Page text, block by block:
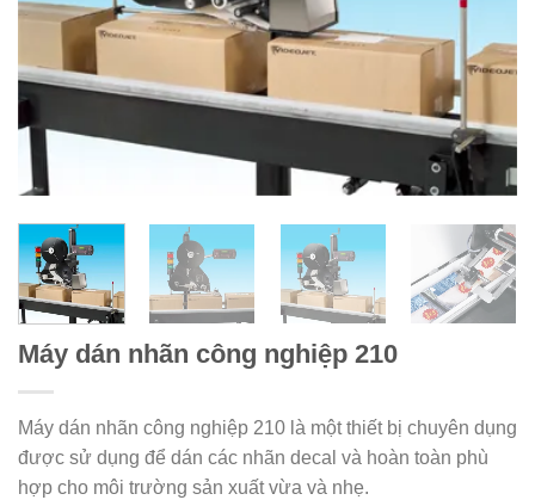
Máy dán nhãn công nghiệp 210
Máy dán nhãn công nghiệp 210 là một thiết bị chuyên dụng
được sử dụng để dán các nhãn decal và hoàn toàn phù
hợp cho môi trường sản xuất vừa và nhẹ.